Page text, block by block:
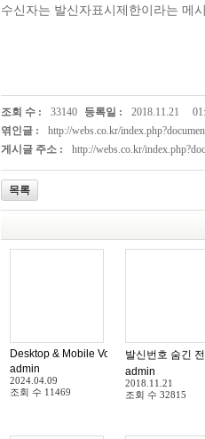
수신자는 발신자표시제한이라는 메
조회 수 : 33140 등록일 : 2018.11.21
엮인글 :
http://webs.co.kr/
게시글 주소 :
http://webs.co.kr/
목록
Desktop & Mobile VoIP Softphone Apps
admin
2024.04.09
조회 수 11469
발신번호 숨긴
admin
2018.11.21
조회 수 32815